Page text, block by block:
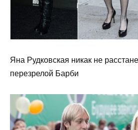
Яна Рудковская никак не
перезрелой Барби